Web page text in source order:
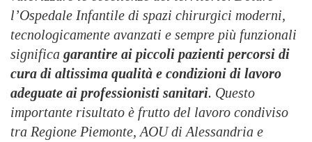
l’Ospedale Infantile di spazi chirurgici moderni,
tecnologicamente avanzati e sempre più funzionali
significa garantire ai piccoli pazienti percorsi di
cura di altissima qualità e condizioni di lavoro
adeguate ai professionisti sanitari. Questo
importante risultato è frutto del lavoro condiviso
tra Regione Piemonte, AOU di Alessandria e